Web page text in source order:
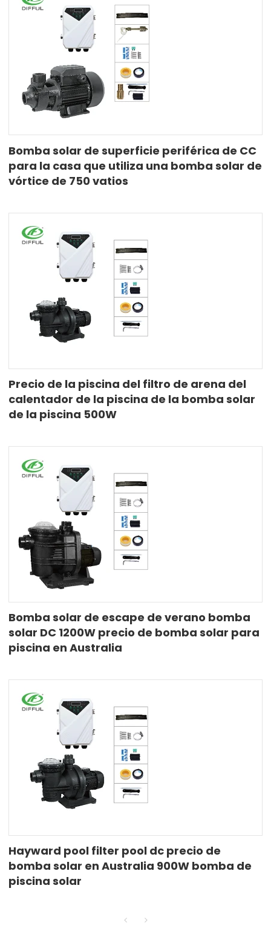
Bomba solar de superficie periférica de CC
para la casa que utiliza una bomba solar de
vórtice de 750 vatios
Precio de la piscina del filtro de arena del
calentador de la piscina de la bomba solar
de la piscina 500W
Bomba solar de escape de verano bomba
solar DC 1200W precio de bomba solar para
piscina en Australia
Hayward pool filter pool dc precio de
bomba solar en Australia 900W bomba de
piscina solar